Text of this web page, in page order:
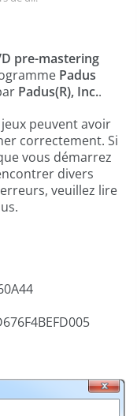
pre-mastering
Padus
Padus(R), Inc..
peuvent avoir
correctement. Si
vous démarrez
divers
veuillez lire